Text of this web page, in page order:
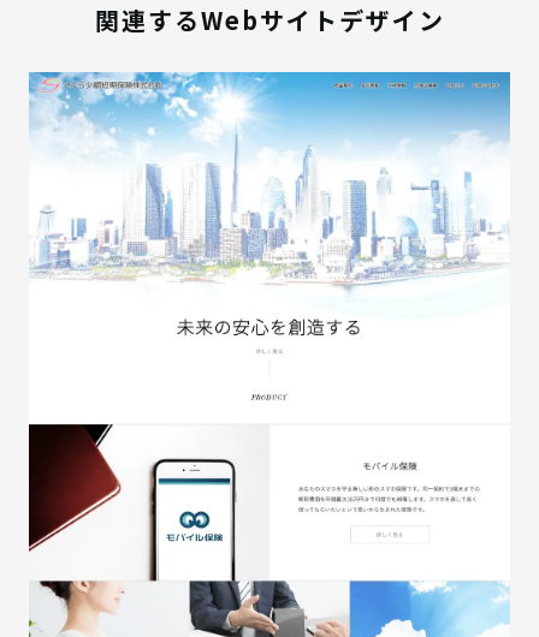
関連するWebサイトデザイン